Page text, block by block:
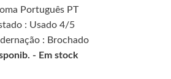
Português PT
: Usado 4/5
: Brochado
- Em stock